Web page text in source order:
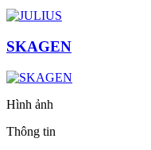
SKAGEN
Hình ảnh
Thông tin